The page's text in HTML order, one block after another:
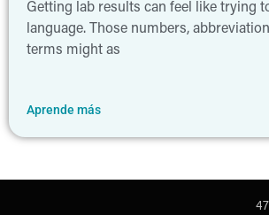
Getting lab results can feel like trying
language. Those numbers,
terms might as
Aprende más